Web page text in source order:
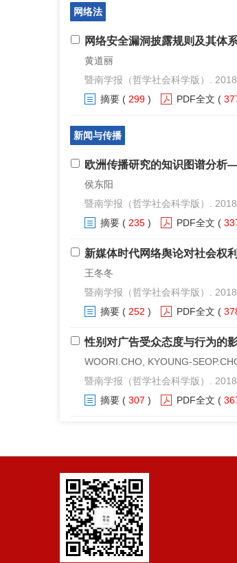
网络法
网络安全漏洞披露规则及其体
黄道丽
暨南学报（哲学社会科学版）.
摘要 ( 299 ) PDF全文 (
新闻与传播
欧洲传播研究的知识图谱分
侯东阳
暨南学报（哲学社会科学版）.
摘要 ( 235 ) PDF全文 (
新媒体时代网络舆论对社会权
王冬冬
暨南学报（哲学社会科学版）.
摘要 ( 252 ) PDF全文 (
性别对广告受众态度与行为的
WOORI.CHO, KYOUNG-
暨南学报（哲学社会科学版）.
摘要 ( 307 ) PDF全文 (